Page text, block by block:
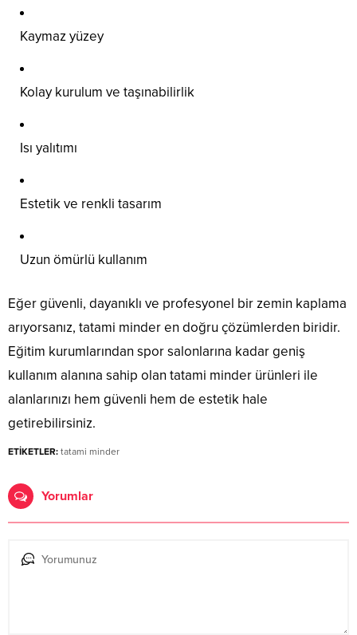
Kaymaz yüzey
Kolay kurulum ve taşınabilirlik
Isı yalıtımı
Estetik ve renkli tasarım
Uzun ömürlü kullanım
Eğer güvenli, dayanıklı ve profesyonel bir zemin kaplama
arıyorsanız, tatami minder en doğru çözümlerden biridir.
Eğitim kurumlarından spor salonlarına kadar geniş
kullanım alanına sahip olan tatami minder ürünleri ile
alanlarınızı hem güvenli hem de estetik hale
getirebilirsiniz.
ETİKETLER: tatami minder
Yorumlar